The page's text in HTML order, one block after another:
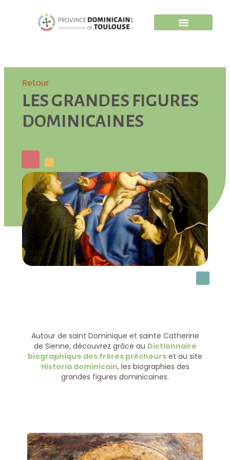
Retour
LES GRANDES FIGURES
DOMINICAINES
Autour de saint Dominique et sainte Catherine
de Sienne, découvrez grâce au Dictionnaire
biographique des frères prêcheurs et au site
Historia dominicain, les biographies des
grandes figures dominicaines.